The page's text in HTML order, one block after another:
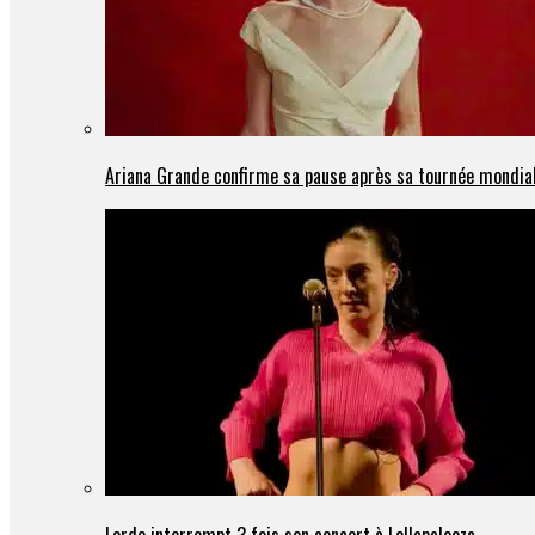
Ariana Grande confirme sa pause après sa tournée